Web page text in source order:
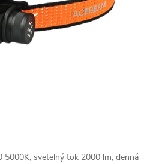
5000K, svetelný tok 2000 lm, denná